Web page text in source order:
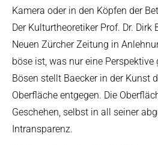
Kamera oder in den Köpfen der
Der Kulturtheoretiker Prof. Dr. Dirk
Neuen Zürcher Zeitung in
böse ist, was nur eine Perspektive
Bösen stellt Baecker in der Kunst
Oberfläche entgegen. Die
Geschehen, selbst in all seiner
Intransparenz.